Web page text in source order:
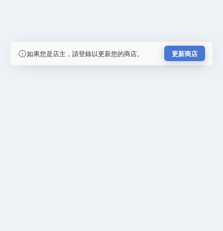
如果您是店主，請登錄以更新您的商店。 更新商店